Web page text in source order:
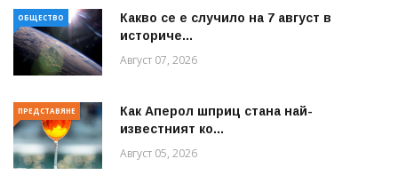
ОБЩЕСТВО
Какво се е случило на 7 август в
историче...
Август 07, 2026
ПРЕДСТАВЯНЕ
Как Аперол шприц стана най-
известният ко...
Август 05, 2026